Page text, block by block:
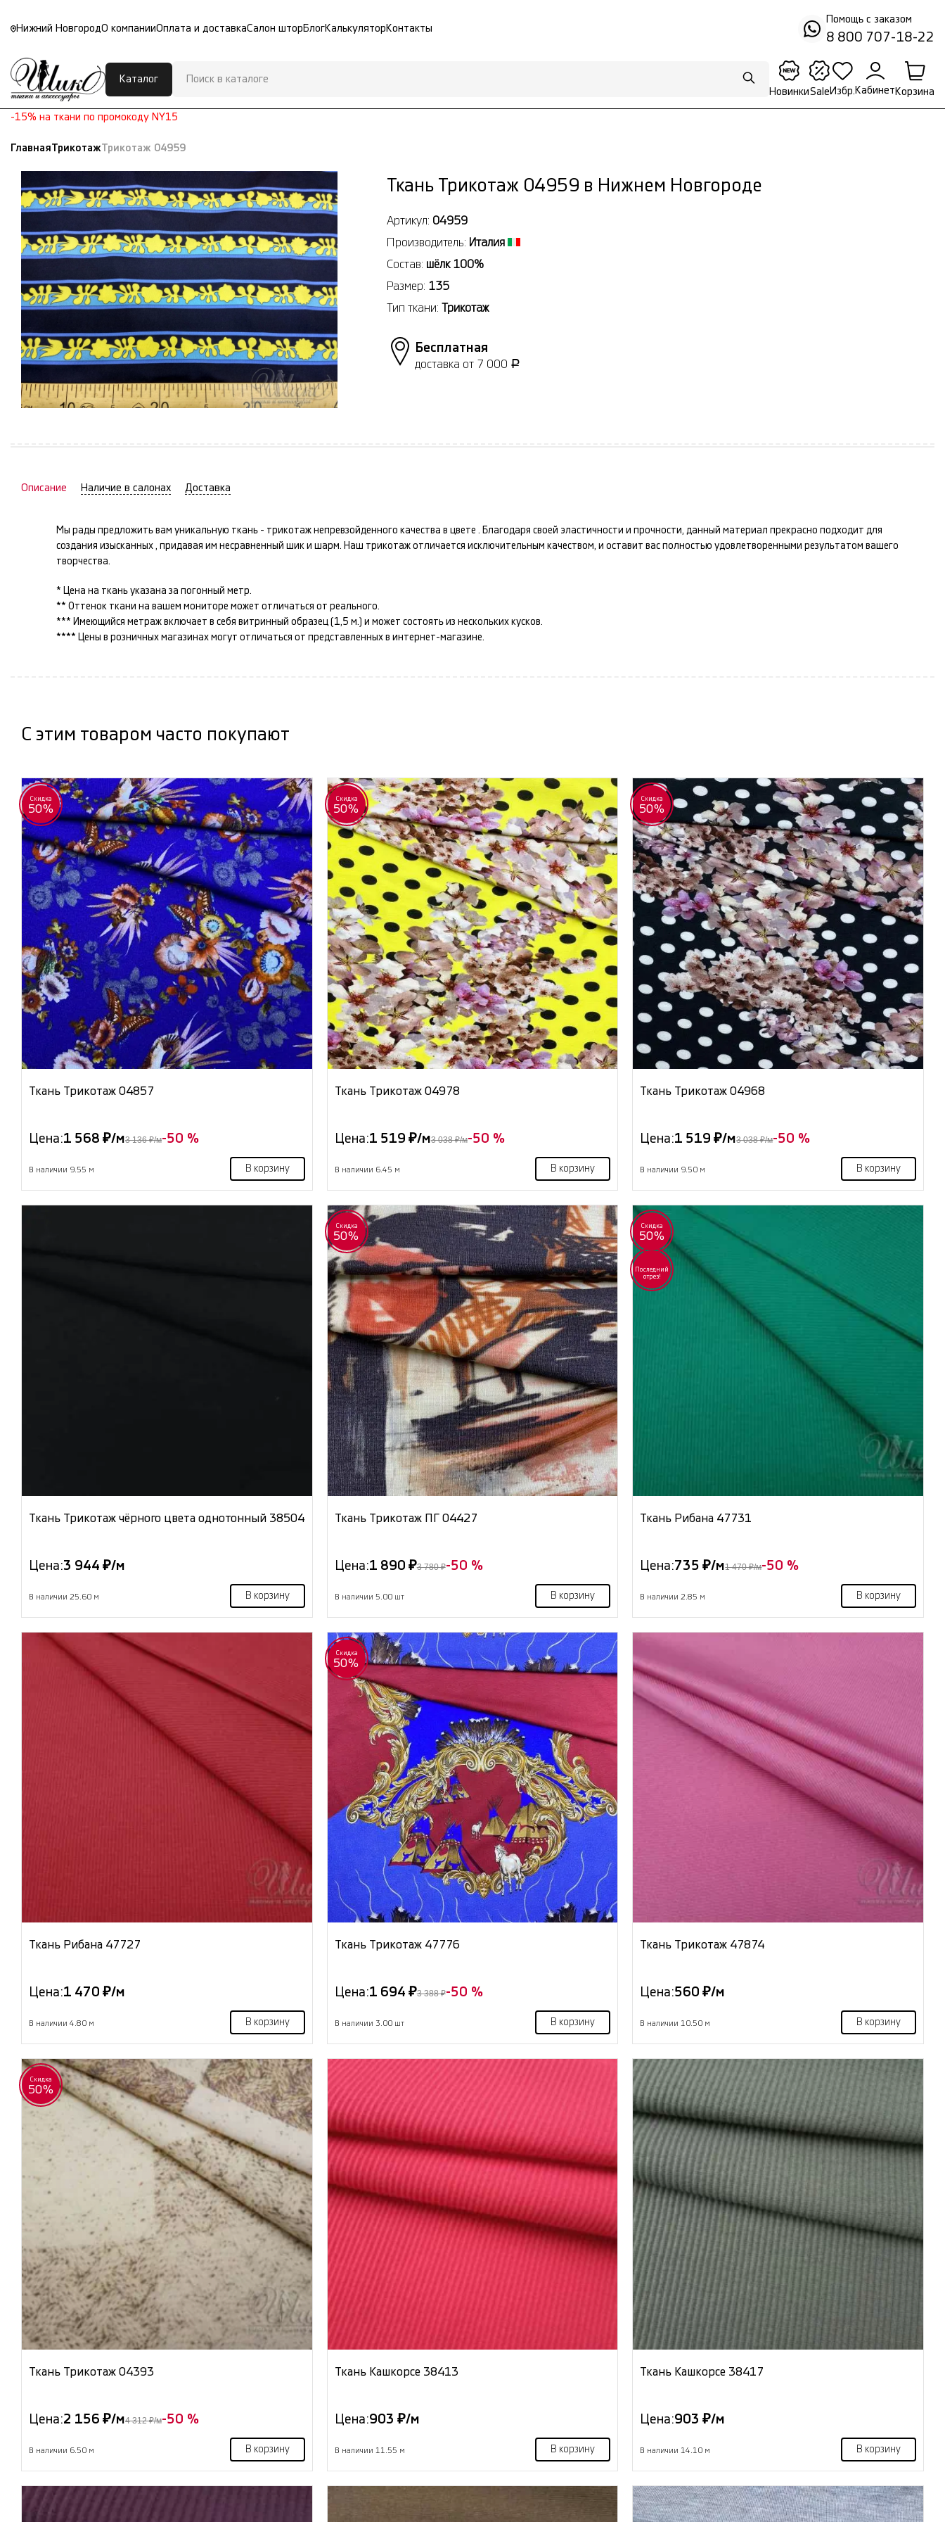
Нижний НовгородО компанииОплата и доставкаСалон штор БлогКалькулятор Контакты
Помощь с заказом
8 800 707-18-22
Каталог
НовинкиSale Избр. Кабинет Корзина
-15% на ткани по промокоду NY15
ГлавнаяТрикотажТрикотаж 04959
Ткань Трикотаж 04959 в Нижнем Новгороде
Артикул: 04959
Производитель: Италия
Состав: шёлк 100%
Размер: 135
Тип ткани: Трикотаж
Бесплатная
доставка от 7 000 Р
Описание Наличие в салонах Доставка
Мы рады предложить вам уникальную ткань - трикотаж непревзойденного качества в цвете . Благодаря своей эластичности и прочности, данный материал прекрасно подходит для
создания изысканных , придавая им несравненный шик и шарм. Наш трикотаж отличается исключительным качеством, и оставит вас полностью удовлетворенными результатом вашего
творчества.
* Цена на ткань указана за погонный метр.
** Оттенок ткани на вашем мониторе может отличаться от реального.
*** Имеющийся метраж включает в себя витринный образец (1,5 м.) и может состоять из нескольких кусков.
**** Цены в розничных магазинах могут отличаться от представленных в интернет-магазине.
С этим товаром часто покупают
Скидка
50%
Ткань Трикотаж 04857
Цена:1 568 ₽/м3 136 ₽/м-50 %
В наличии 9.55 м В корзину
Скидка
50%
Ткань Трикотаж 04978
Цена:1 519 ₽/м3 038 ₽/м-50 %
В наличии 6.45 м В корзину
Скидка
50%
Ткань Трикотаж 04968
Цена:1 519 ₽/м3 038 ₽/м-50 %
В наличии 9.50 м В корзину
Ткань Трикотаж чёрного цвета однотонный 38504
Цена:3 944 ₽/м
В наличии 25.60 м В корзину
Скидка
50%
Ткань Трикотаж ПГ 04427
Цена:1 890 ₽3 780 ₽-50 %
В наличии 5.00 шт В корзину
Скидка
50%
Последний
отрез!
Ткань Рибана 47731
Цена:735 ₽/м1 470 ₽/м-50 %
В наличии 2.85 м В корзину
Ткань Рибана 47727
Цена:1 470 ₽/м
В наличии 4.80 м В корзину
Скидка
50%
Ткань Трикотаж 47776
Цена:1 694 ₽3 388 ₽-50 %
В наличии 3.00 шт В корзину
Ткань Трикотаж 47874
Цена:560 ₽/м
В наличии 10.50 м В корзину
Скидка
50%
Ткань Трикотаж 04393
Цена:2 156 ₽/м4 312 ₽/м-50 %
В наличии 6.50 м В корзину
Ткань Кашкорсе 38413
Цена:903 ₽/м
В наличии 11.55 м В корзину
Ткань Кашкорсе 38417
Цена:903 ₽/м
В наличии 14.10 м В корзину